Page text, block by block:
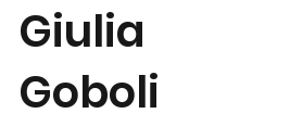
Giulia
Goboli